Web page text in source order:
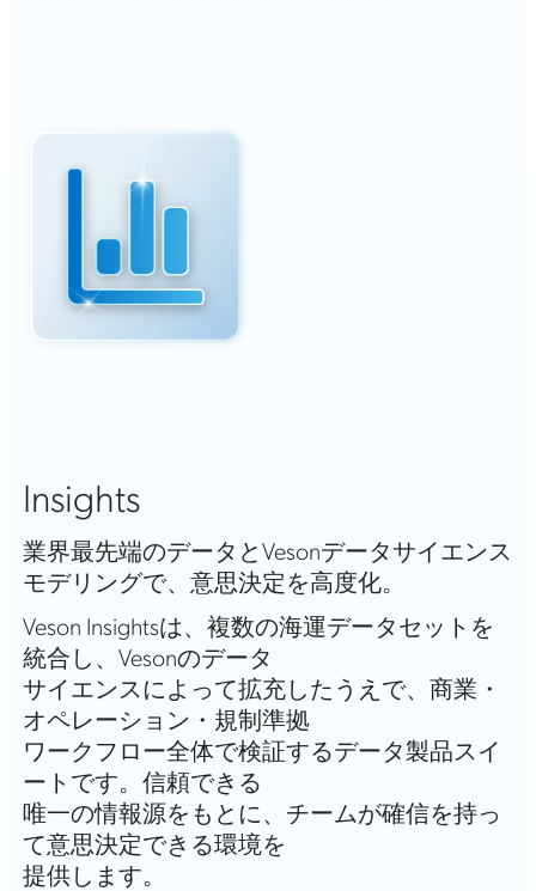
Insights
業界最先端のデータとVesonデータサイエンス
モデリングで、意思決定を高度化。
Veson Insightsは、複数の海運データセットを
統合し、Vesonのデータ
サイエンスによって拡充したうえで、商業・
オペレーション・規制準拠
ワークフロー全体で検証するデータ製品スイ
ートです。信頼できる
唯一の情報源をもとに、チームが確信を持っ
て意思決定できる環境を
提供します。